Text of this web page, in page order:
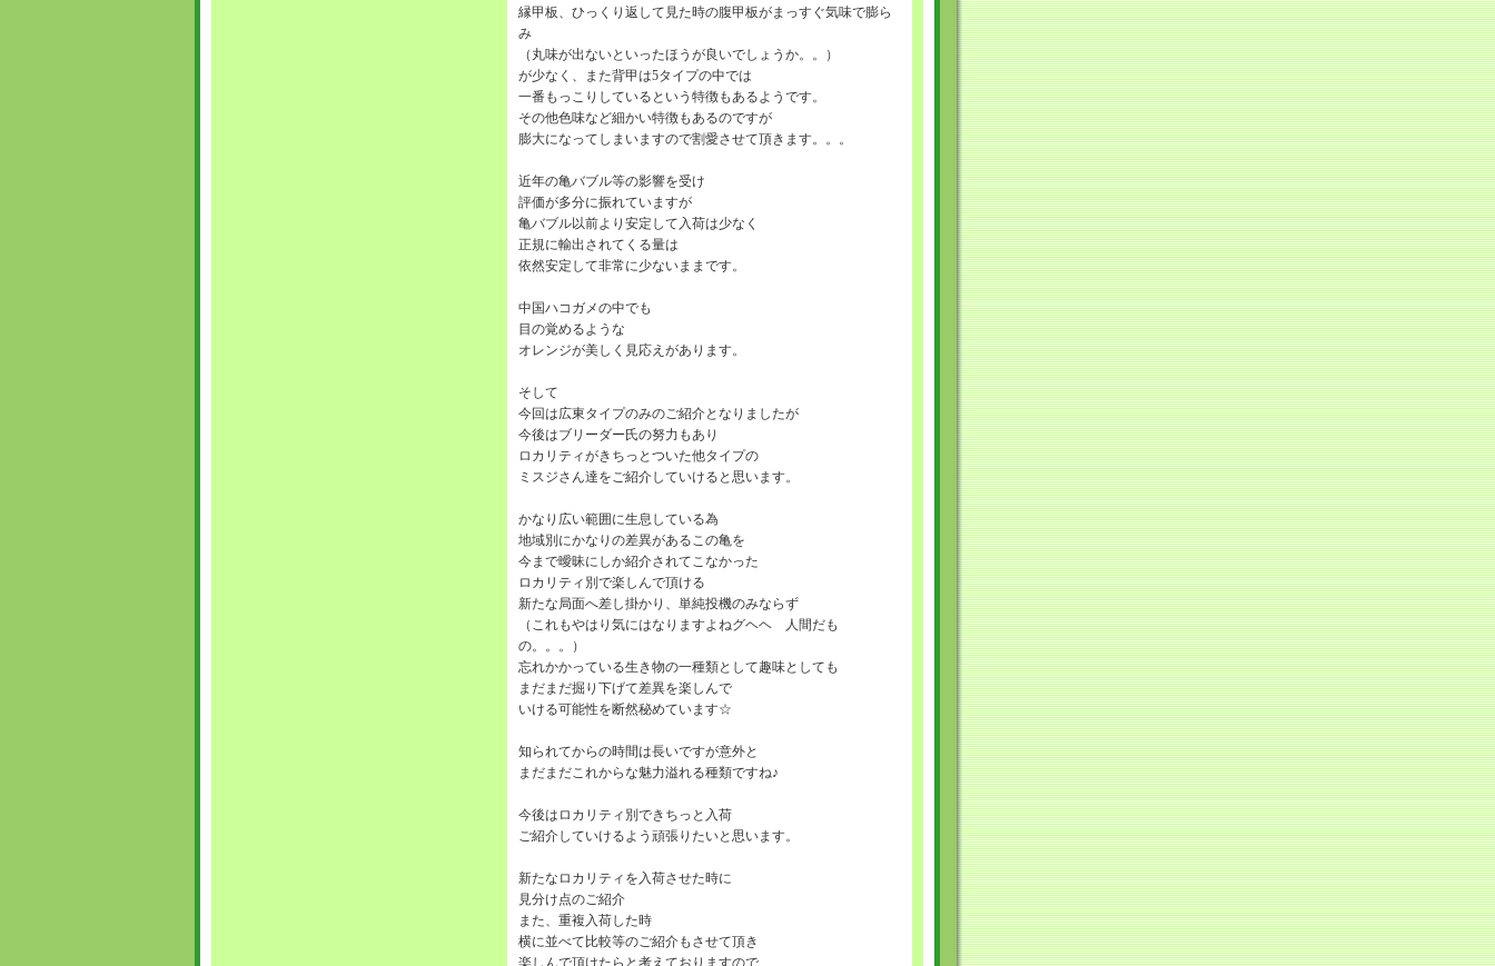
縁甲板、ひっくり返して見た時の腹甲板がまっすぐ気味で膨ら
み
（丸味が出ないといったほうが良いでしょうか。。）
が少なく、また背甲は5タイプの中では
一番もっこりしているという特徴もあるようです。
その他色味など細かい特徴もあるのですが
膨大になってしまいますので割愛させて頂きます。。。
近年の亀バブル等の影響を受け
評価が多分に振れていますが
亀バブル以前より安定して入荷は少なく
正規に輸出されてくる量は
依然安定して非常に少ないままです。
中国ハコガメの中でも
目の覚めるような
オレンジが美しく見応えがあります。
そして
今回は広東タイプのみのご紹介となりましたが
今後はブリーダー氏の努力もあり
ロカリティがきちっとついた他タイプの
ミスジさん達をご紹介していけると思います。
かなり広い範囲に生息している為
地域別にかなりの差異があるこの亀を
今まで曖昧にしか紹介されてこなかった
ロカリティ別で楽しんで頂ける
新たな局面へ差し掛かり、単純投機のみならず
（これもやはり気にはなりますよねグヘヘ 人間だも
の。。。）
忘れかかっている生き物の一種類として趣味としても
まだまだ掘り下げて差異を楽しんで
いける可能性を断然秘めています☆
知られてからの時間は長いですが意外と
まだまだこれからな魅力溢れる種類ですね♪
今後はロカリティ別できちっと入荷
ご紹介していけるよう頑張りたいと思います。
新たなロカリティを入荷させた時に
見分け点のご紹介
また、重複入荷した時
横に並べて比較等のご紹介もさせて頂き
楽しんで頂けたらと考えておりますので